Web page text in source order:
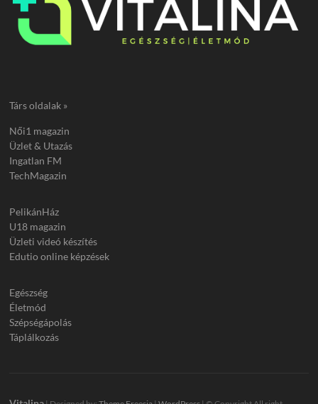
Társ oldalak »
Női1 magazin
Üzlet & Utazás
Ingatlan FM
TechMagazin
PelikánHáz
U18 magazin
Üzleti videó készítés
Edutio online képzések
Egészség
Életmód
Szépségápolás
Táplálkozás